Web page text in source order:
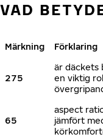
VAD
Märkning Förklaring
275
är däckets
en viktig
65
aspect
jämfört